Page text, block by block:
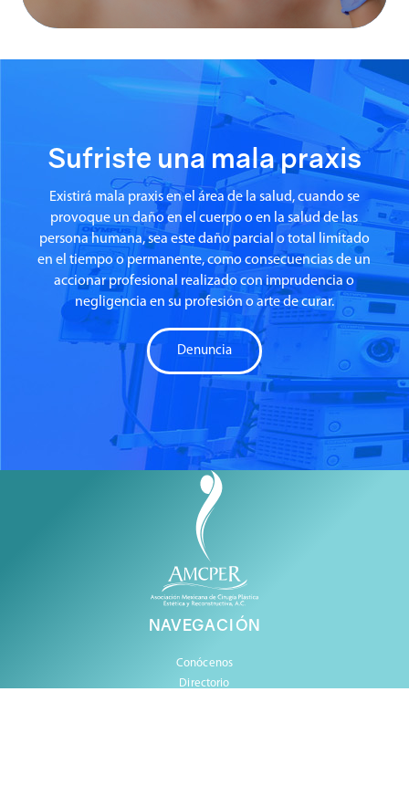
Sufriste una mala praxis
Existirá mala praxis en el área de la salud, cuando se
provoque un daño en el cuerpo o en la salud de las
persona humana, sea este daño parcial o total limitado
en el tiempo o permanente, como consecuencias de un
accionar profesional realizado con imprudencia o
negligencia en su profesión o arte de curar.
Denuncia
NAVEGACIÓN
Conócenos
Directorio